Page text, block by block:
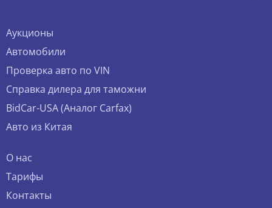
Аукционы
Автомобили
Проверка авто по VIN
Справка дилера для таможни
BidCar-USA (Аналог Carfax)
Авто из Китая
О нас
Тарифы
Контакты